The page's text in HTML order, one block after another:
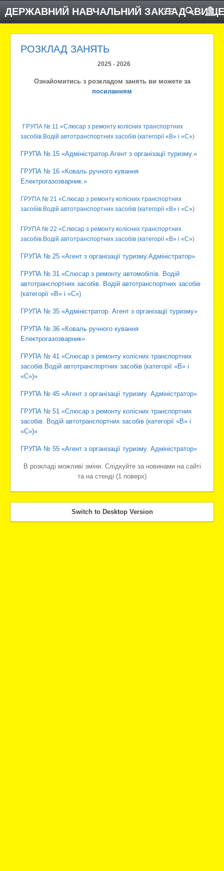
ДЕРЖАВНИЙ НАВЧАЛЬНИЙ ЗАКЛАД
РОЗКЛАД ЗАНЯТЬ
2025 - 2026
Ознайомитись з розкладом занять ви можете за
посиланням
ГРУПА № 11 «Слюсар з ремонту колісних транспортних
засобів.Водій автотранспортних засобів (категорії «В» і «С»)
ГРУПА № 15 «Адміністратор.Агент з організації туризму.»
ГРУПА № 16 «Коваль ручного кування
Електрогазозварник.»
ГРУПА № 21 «Слюсар з ремонту колісних транспортних
засобів.Водій автотранспортних засобів (категорії «В» і «С»)
ГРУПА № 22 «Слюсар з ремонту колісних транспортних
засобів.Водій автотранспортних засобів (категорії «В» і «С»)
ГРУПА № 25 «Агент з організації туризму.Адміністратор»
ГРУПА № 31 «Слюсар з ремонту автомобілів. Водій
автотранспортних засобів. Водій автотранспортних засобів
(категорії «В» і «С»)
ГРУПА № 35 «Адміністратор. Агент з організації туризму»
ГРУПА № 36 «Коваль ручного кування
Електрогазозварник»
ГРУПА № 41 «Слюсар з ремонту колісних транспортних
засобів.Водій автотранспортних засобів (категорії «В» і
«С»)»
ГРУПА № 45 «Агент з організації туризму. Адміністратор»
ГРУПА № 51 «Слюсар з ремонту колісних транспортних
засобів. Водій автотранспортних засобів (категорії «В» і
«С»)»
ГРУПА № 55 «Агент з організації туризму. Адміністратор»
В розкладі можливі зміни. Слідкуйте за новинами на сайті
та на стенді (1 поверх)
Switch to Desktop Version